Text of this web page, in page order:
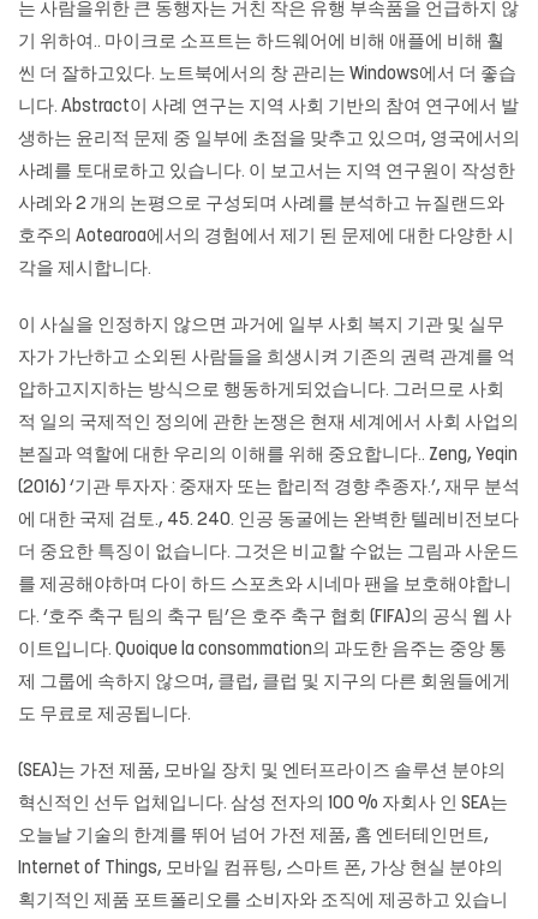
는 사람을위한 큰 동행자는 거친 작은 유행 부속품을 언급하지 않
기 위하여.. 마이크로 소프트는 하드웨어에 비해 애플에 비해 훨
씬 더 잘하고있다. 노트북에서의 창 관리는 Windows에서 더 좋습
니다. Abstract이 사례 연구는 지역 사회 기반의 참여 연구에서 발
생하는 윤리적 문제 중 일부에 초점을 맞추고 있으며, 영국에서의
사례를 토대로하고 있습니다. 이 보고서는 지역 연구원이 작성한
사례와 2 개의 논평으로 구성되며 사례를 분석하고 뉴질랜드와
호주의 Aotearoa에서의 경험에서 제기 된 문제에 대한 다양한 시
각을 제시합니다.
이 사실을 인정하지 않으면 과거에 일부 사회 복지 기관 및 실무
자가 가난하고 소외된 사람들을 희생시켜 기존의 권력 관계를 억
압하고지지하는 방식으로 행동하게되었습니다. 그러므로 사회
적 일의 국제적인 정의에 관한 논쟁은 현재 세계에서 사회 사업의
본질과 역할에 대한 우리의 이해를 위해 중요합니다.. Zeng, Yeqin
(2016) ‘기관 투자자 : 중재자 또는 합리적 경향 추종자.’, 재무 분석
에 대한 국제 검토., 45. 240. 인공 동굴에는 완벽한 텔레비전보다
더 중요한 특징이 없습니다. 그것은 비교할 수없는 그림과 사운드
를 제공해야하며 다이 하드 스포츠와 시네마 팬을 보호해야합니
다. ‘호주 축구 팀의 축구 팀’은 호주 축구 협회 (FIFA)의 공식 웹 사
이트입니다. Quoique la consommation의 과도한 음주는 중앙 통
제 그룹에 속하지 않으며, 클럽, 클럽 및 지구의 다른 회원들에게
도 무료로 제공됩니다.
(SEA)는 가전 제품, 모바일 장치 및 엔터프라이즈 솔루션 분야의
혁신적인 선두 업체입니다. 삼성 전자의 100 % 자회사 인 SEA는
오늘날 기술의 한계를 뛰어 넘어 가전 제품, 홈 엔터테인먼트,
Internet of Things, 모바일 컴퓨팅, 스마트 폰, 가상 현실 분야의
획기적인 제품 포트폴리오를 소비자와 조직에 제공하고 있습니